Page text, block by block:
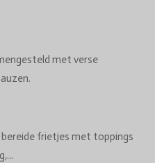
met verse
frietjes met toppings